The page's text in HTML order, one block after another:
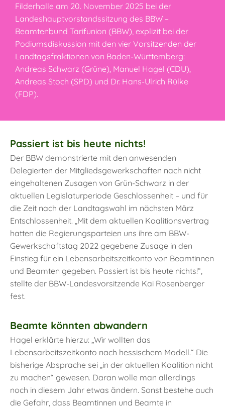
Filderhalle am 20. November 2025 bei der
Landeshauptvorstandssitzung des BBW –
Beamtenbund Tarifunion (BBW), explizit bei der
Podiumsdiskussion mit den vier Vorsitzenden der
Landtagsfraktionen von Baden-Württemberg:
Andreas Schwarz (Grüne), Manuel Hagel (CDU),
Andreas Stoch (SPD) und Dr. Hans-Ulrich Rülke
(FDP).
Passiert ist bis heute nichts!
Der BBW demonstrierte mit den anwesenden
Delegierten der Mitgliedsgewerkschaften nach nicht
eingehaltenen Zusagen von Grün-Schwarz in der
aktuellen Legislaturperiode Geschlossenheit – und für
die Zeit nach der Landtagswahl im nächsten März
Entschlossenheit. „Mit dem aktuellen Koalitionsvertrag
hatten die Regierungsparteien uns ihre am BBW-
Gewerkschaftstag 2022 gegebene Zusage in den
Einstieg für ein Lebensarbeitszeitkonto von Beamtinnen
und Beamten gegeben. Passiert ist bis heute nichts!“,
stellte der BBW-Landesvorsitzende Kai Rosenberger
fest.
Beamte könnten abwandern
Hagel erklärte hierzu: „Wir wollten das
Lebensarbeitszeitkonto nach hessischem Modell.“ Die
bisherige Absprache sei „in der aktuellen Koalition nicht
zu machen“ gewesen. Daran wolle man allerdings
noch in diesem Jahr etwas ändern. Sonst bestehe auch
die Gefahr, dass Beamtinnen und Beamte in